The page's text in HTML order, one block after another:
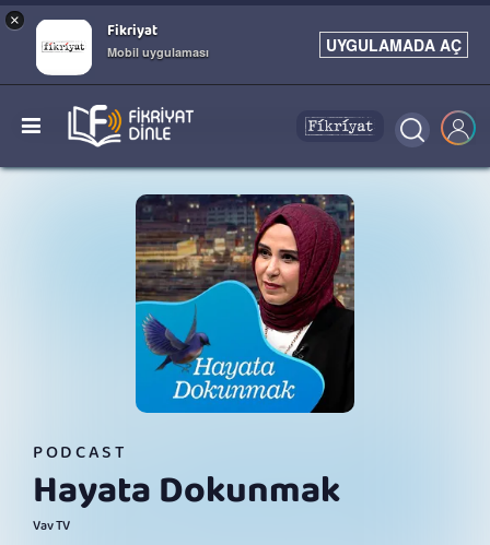
× Fikriyat
Mobil uygulaması UYGULAMADA AÇ
PODCAST
Hayata Dokunmak
Vav TV